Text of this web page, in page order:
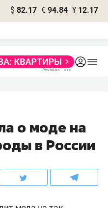
$ 82.17 € 94.84 ¥ 12.17
о моде на
в России